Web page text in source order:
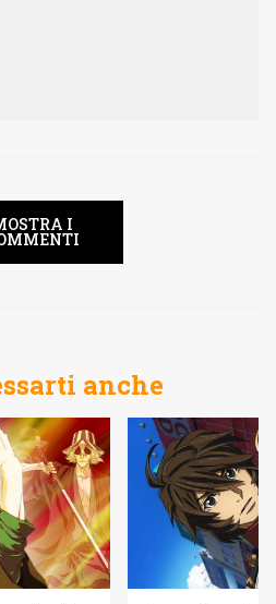
I
anche